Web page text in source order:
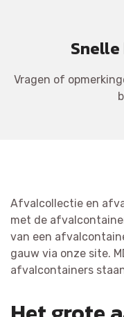
Vragen of
Afvalcollectie en
met de
van een
gauw via onze site.
afvalcontainers